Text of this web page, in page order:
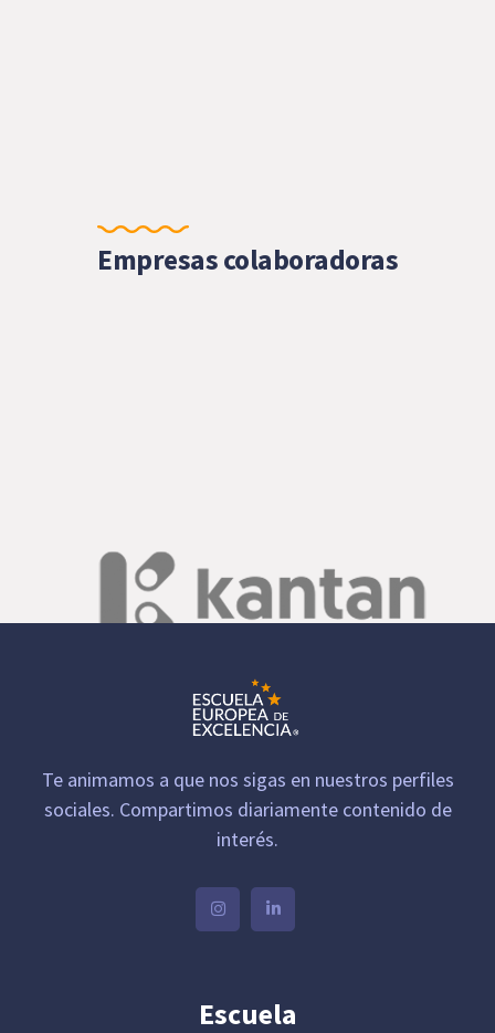
Empresas colaboradoras
Te animamos a que nos sigas en nuestros perfiles
sociales. Compartimos diariamente contenido de
interés.
Escuela